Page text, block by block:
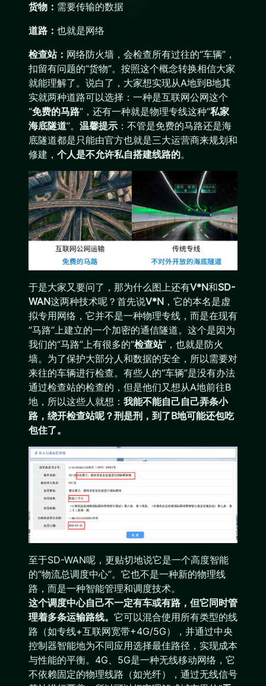
货物： 需要传输的数据
道路： 也就是网络
检查站： 网络防火墙，会检查所有过往的“车辆”，
扣留有问题的“货物”。按照这个概念转换相信大家
就能理解了。说白了，大家想实现从A地到B地其
实就两种道路可以选择：一种是互联网公网这个
“免费的马路”，还有一种就是物理专线这种“私家
海底隧道”。 温馨提示 ：不管是免费的马路还是海
底隧道都是只能由官方也就是三大运营商来规划和
修建， 个人是不允许私自搭建线路的。
于是大家又要问了，那为什么图上还有V*N和SD-
WAN这两种技术呢？首先说V*N ，它的本名是虚
拟专用网络，它并不是一种物理专线，而是在现有
“马路”上建立的一个加密的通信隧道。这个是因为
我们的“马路”上有很多的“检查站”，也就是防火
墙。为了保护大部分人和数据的安全，所以需要对
来往的车辆进行检查。有些人的“车辆”是没有办法
通过检查站的检查的，但是他们又想从A地前往B
地，所以这些人就想： 我能不能自己自己弄条小
路，绕开检查站呢？刑是刑，到了B地可能还包吃
包住了。
至于SD-WAN呢，更贴切地说它是一个高度智能
的“物流总调度中心”。它也不是一种新的物理线
路，而是一种智能管理和调度技术。
这个调度中心自己不一定有车或有路，但它同时管
理着多条运输路线。 它可以混合使用所有类型的线
路（如专线+互联网宽带+4G/5G），并通过中央
控制器智能地为不同应用选择最佳路径，实现成本
与性能的平衡。4G、5G是一种无线移动网络，它
不依赖固定的物理线路（如光纤），通过无线信号